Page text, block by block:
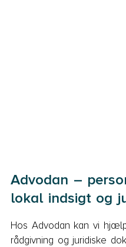
Advodan –
lokal indsigt og
Hos Advodan kan vi
rådgivning og juridiske